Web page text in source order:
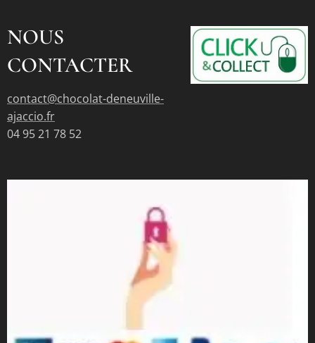
NOUS
CONTACTER
contact@chocolat-deneuville-
ajaccio.fr
04 95 21 78 52